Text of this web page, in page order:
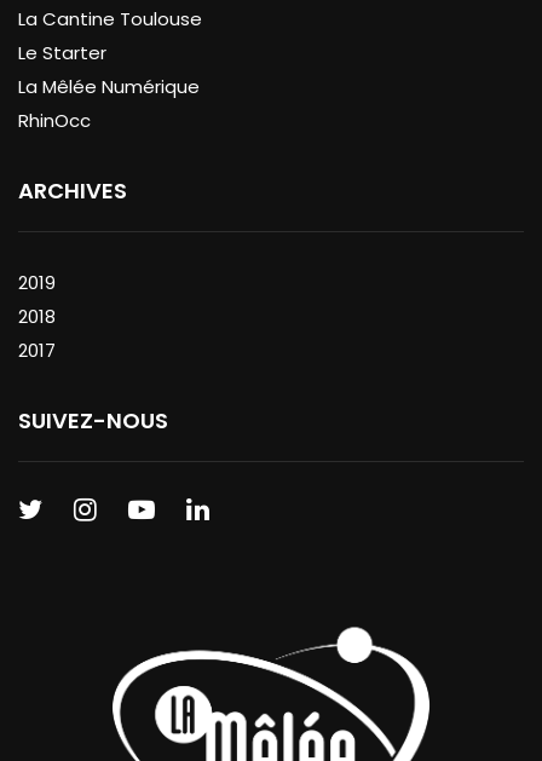
La Cantine Toulouse
Le Starter
La Mêlée Numérique
RhinOcc
ARCHIVES
2019
2018
2017
SUIVEZ-NOUS